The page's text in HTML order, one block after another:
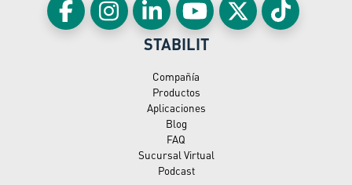
STABILIT
Compañía
Productos
Aplicaciones
Blog
FAQ
Sucursal Virtual
Podcast